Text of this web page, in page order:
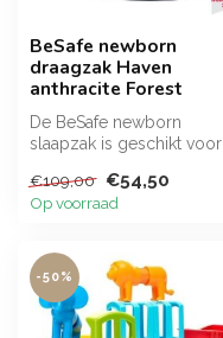
BeSafe newborn
draagzak Haven
anthracite Forest
De BeSafe newborn
slaapzak is geschikt voor
maanden.
€109,00 €54,50
Op voorraad
-50%